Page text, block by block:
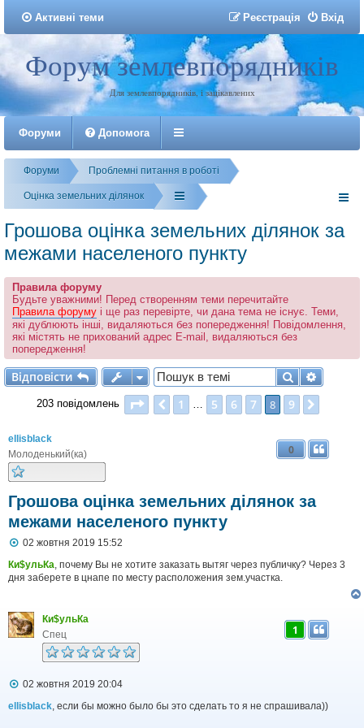
Активні теми Вхід
Реєстрація
Реєстрація
Форум землевпорядників
Для землевпорядників, і зацікавлених
Форуми Допомога
Форуми Проблемні питання в роботі
Оцінка земельних ділянок
Грошова оцінка земельних ділянок за
межами населеного пункту
Правила форуму
Будьте уважними! Перед створенням теми перечитайте
Правила форуму і ще раз перевірте, чи дана тема не існує. Теми,
які дублюють інші, видаляються без попередження! Повідомлення,
які містять не прихований адрес E-mail, видаляються без
попередження!
Відповісти
Відповісти Пошук
203 повідомлень Сторінка з
Поперед.
1 … 5 6 7 8 9
ellisblack
Молоденький(ка)
Грошова оцінка земельних ділянок за
межами населеного пункту
0
П
в
і
м
л
е
02 жовтня 2019 15:52
Ки$ульКа, почему Вы не хотите заказать вытяг через публичку? Через 3
дня заберете в цнапе по месту расположения зем.участка.
Ки$ульКа
Спец
1
П
в
02 жовтня 2019 20:04
ellisblack, если бы можно было бы это сделать то я не спрашивала))